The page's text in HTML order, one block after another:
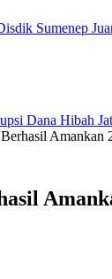
Sumenep
Dana Hibah
Amankan